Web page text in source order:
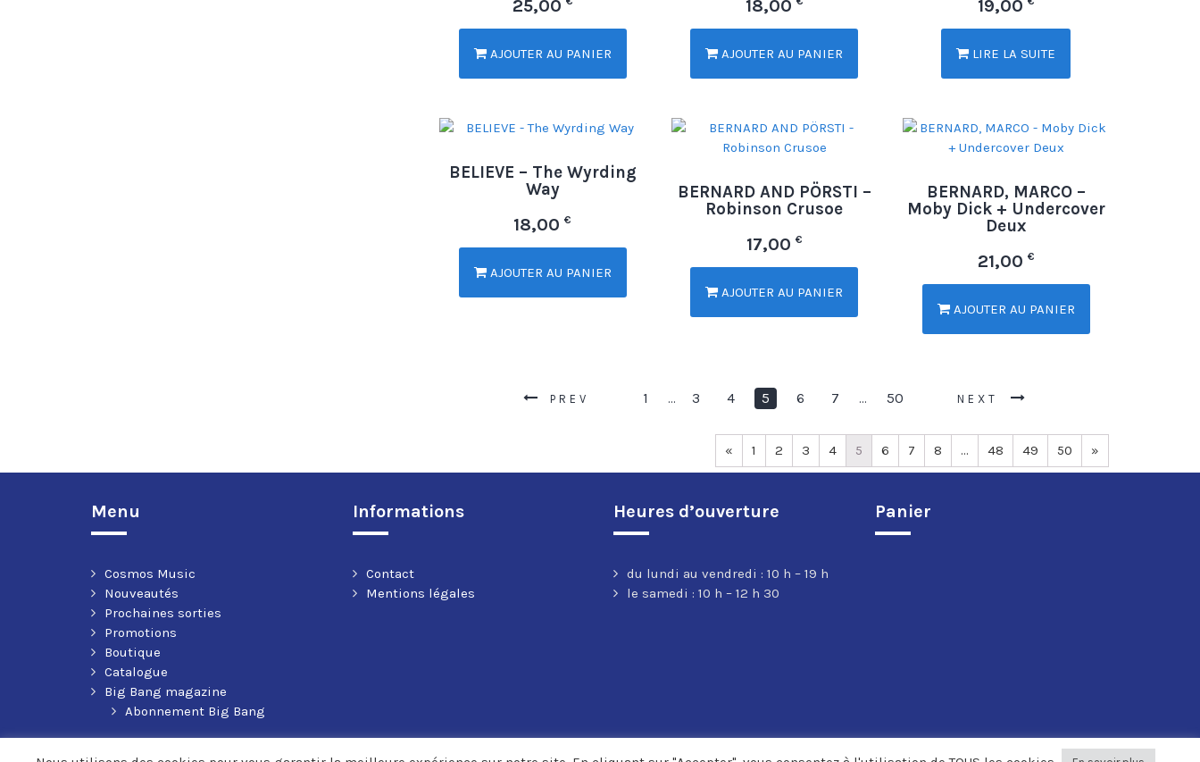
25,00
AJOUTER AU PANIER
18,00
AJOUTER AU PANIER
19,00
LIRE LA SUITE
BELIEVE – The Wyrding
Way
18,00 €
AJOUTER AU PANIER
BERNARD AND PÖRSTI –
Robinson Crusoe
17,00 €
AJOUTER AU PANIER
BERNARD, MARCO –
Moby Dick + Undercover
Deux
21,00 €
AJOUTER AU PANIER
PREV 1 … 3 4 5 6 7 … 50 NEXT
« 1 2 3 4 5 6 7 8 … 48 49 50 »
Menu
Cosmos Music
Nouveautés
Prochaines sorties
Promotions
Boutique
Catalogue
Big Bang magazine
Abonnement Big Bang
Informations
Contact
Mentions légales
Heures d’ouverture
du lundi au vendredi : 10 h – 19 h
le samedi : 10 h – 12 h 30
Panier